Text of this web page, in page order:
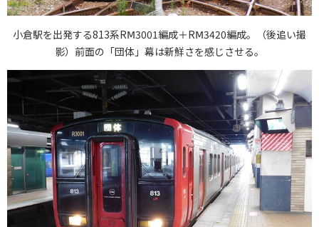
小倉駅を出発する813系RⅯ3001編成＋RⅯ3420編成。（後追い撮
影）前面の「団体」幕は新鮮さを感じさせる。